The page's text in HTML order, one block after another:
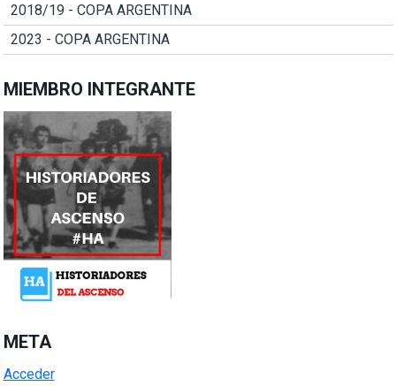
2018/19 - COPA ARGENTINA
2023 - COPA ARGENTINA
MIEMBRO INTEGRANTE
META
Acceder